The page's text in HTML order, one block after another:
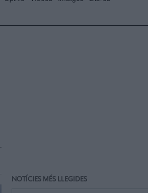
NOTÍCIES MÉS LLEGIDES